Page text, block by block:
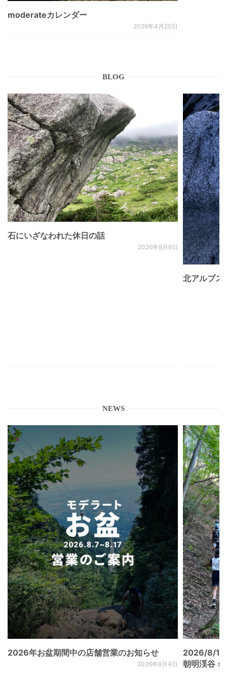
moderateカレンダー
2026年4月20日
BLOG
石にいざなわれた休日の話
2026年8月6日
北アルプ
NEWS
2026年お盆期間中の店舗営業のお知らせ
2026年8月4日
2026/8/
朝明渓谷 ×